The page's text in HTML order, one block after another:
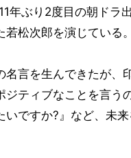
年ぶり2度目の朝ドラ
松次郎を演じている。
言を生んできたが、
ジティブなことを言う
ですか?』など、未